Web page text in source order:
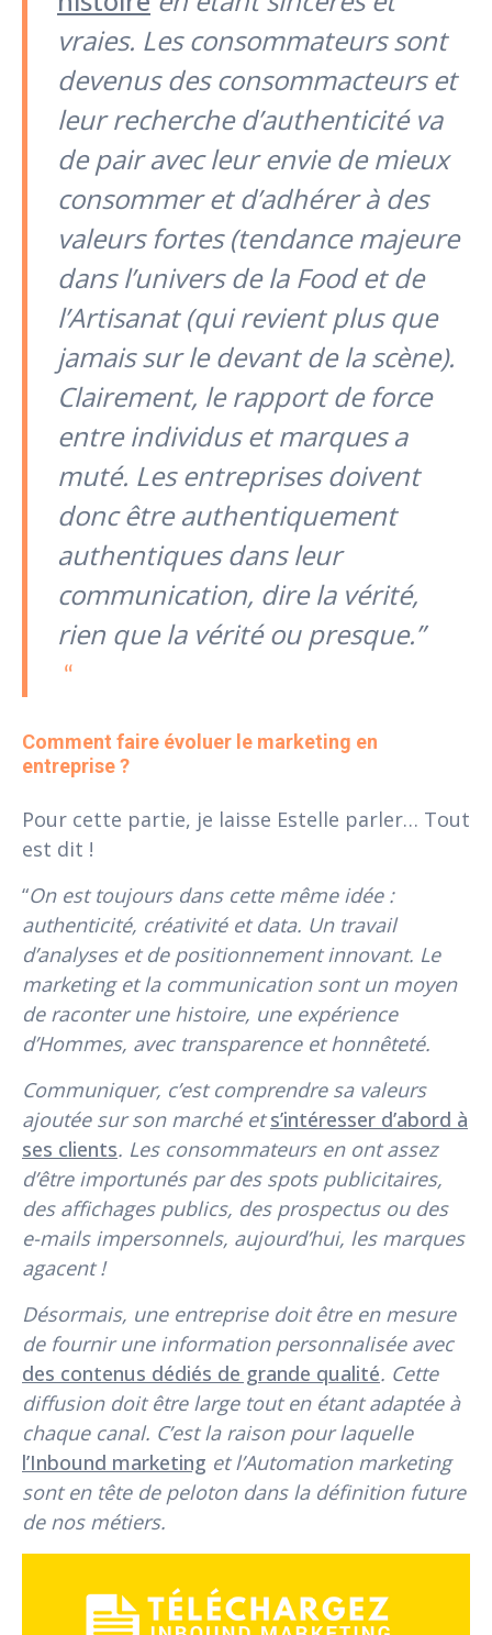
vraies. Les consommateurs sont
devenus des consommacteurs et
leur recherche d’authenticité va
de pair avec leur envie de mieux
consommer et d’adhérer à des
valeurs fortes (tendance majeure
dans l’univers de la Food et de
l’Artisanat (qui revient plus que
jamais sur le devant de la scène).
Clairement, le rapport de force
entre individus et marques a
muté. Les entreprises doivent
donc être authentiquement
authentiques dans leur
communication, dire la vérité,
rien que la vérité ou presque.”
Comment faire évoluer le marketing en
entreprise ?
Pour cette partie, je laisse Estelle parler… Tout
est dit !
“On est toujours dans cette même idée :
authenticité, créativité et data. Un travail
d’analyses et de positionnement innovant. Le
marketing et la communication sont un moyen
de raconter une histoire, une expérience
d’Hommes, avec transparence et honnêteté.
Communiquer, c’est comprendre sa valeurs
ajoutée sur son marché ets’intéresser d’abord à
ses clients. Les consommateurs en ont assez
d’être importunés par des spots publicitaires,
des affichages publics, des prospectus ou des
e-mails impersonnels, aujourd’hui, les marques
agacent !
Désormais, une entreprise doit être en mesure
de fournir une information personnalisée avec
des contenus dédiés de grande qualité. Cette
diffusion doit être large tout en étant adaptée à
chaque canal. C’est la raison pour laquelle
l’Inbound marketing et l’Automation marketing
sont en tête de peloton dans la définition future
de nos métiers.